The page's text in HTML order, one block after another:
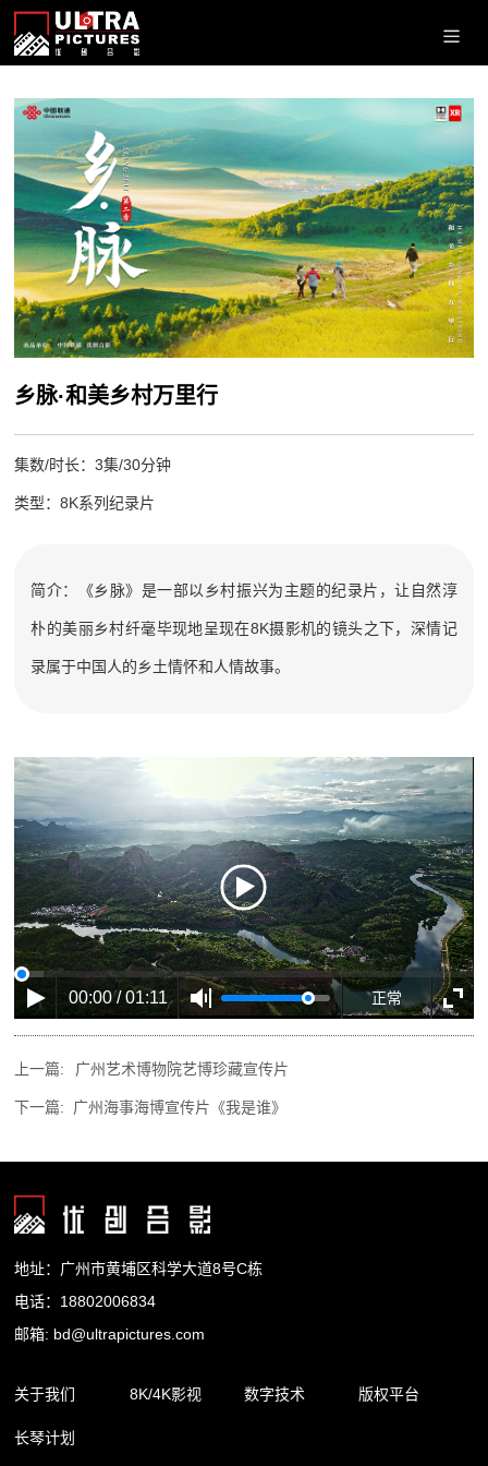
乡脉·和美乡村万里行
集数/时长：3集/30分钟
类型：8K系列纪录片
简介：《乡脉》是一部以乡村振兴为主题的纪录片，让自然淳
朴的美丽乡村纤毫毕现地呈现在8K摄影机的镜头之下，深情记
录属于中国人的乡土情怀和人情故事。
00:00 / 01:11 正常
上一篇: 广州艺术博物院艺博珍藏宣传片
下一篇: 广州海事海博宣传片《我是谁》
地址：广州市黄埔区科学大道8号C栋
电话：18802006834
邮箱: bd@ultrapictures.com
关于我们
企业简介
8K/4K影视 数字技术 版权平台
长琴计划